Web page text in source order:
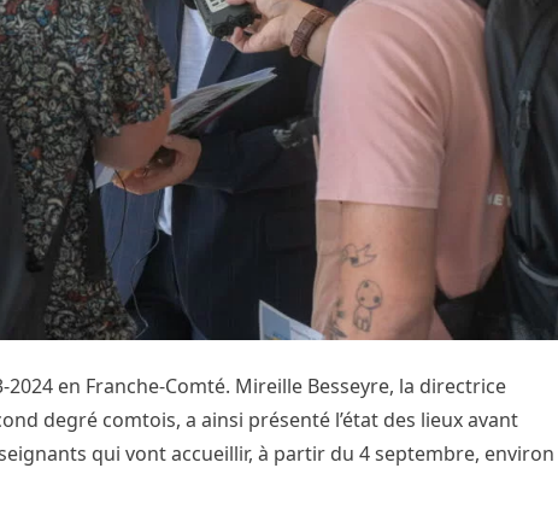
en Franche-Comté. Mireille Besseyre, la directrice
degré comtois, a ainsi présenté l’état des lieux avant
qui vont accueillir, à partir du 4 septembre, environ